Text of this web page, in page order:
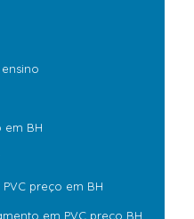
em BH
preço em BH
em PVC preço BH